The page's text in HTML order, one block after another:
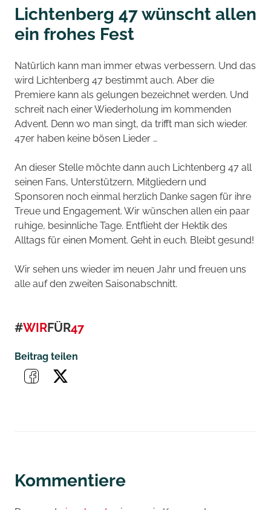
Lichtenberg 47 wünscht allen
ein frohes Fest
Natürlich kann man immer etwas verbessern. Und das
wird Lichtenberg 47 bestimmt auch. Aber die
Premiere kann als gelungen bezeichnet werden. Und
schreit nach einer Wiederholung im kommenden
Advent. Denn wo man singt, da trifft man sich wieder.
47er haben keine bösen Lieder …
An dieser Stelle möchte dann auch Lichtenberg 47 all
seinen Fans, Unterstützern, Mitgliedern und
Sponsoren noch einmal herzlich Danke sagen für ihre
Treue und Engagement. Wir wünschen allen ein paar
ruhige, besinnliche Tage. Entflieht der Hektik des
Alltags für einen Moment. Geht in euch. Bleibt gesund!
Wir sehen uns wieder im neuen Jahr und freuen uns
alle auf den zweiten Saisonabschnitt.
#WIRFÜR47
Beitrag teilen
Kommentiere